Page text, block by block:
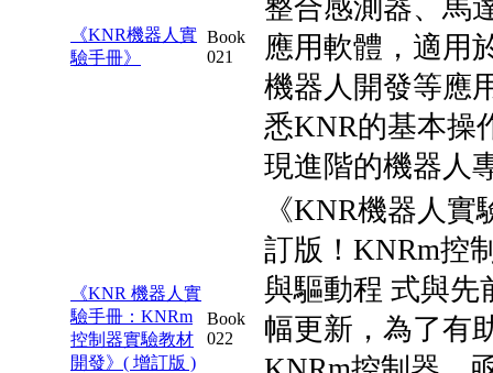
《KNR機器人實
驗手冊》
Book
021
整合感測器、馬
應用軟體，適用
機器人開發等應
悉KNR的基本操
現進階的機器人
《KNR 機器人實
驗手冊：KNRm
控制器實驗教材
開發》( 增訂版 )
Book
022
《KNR機器人
訂版！KNRm控
與驅動程 式與先
幅更新，為了有